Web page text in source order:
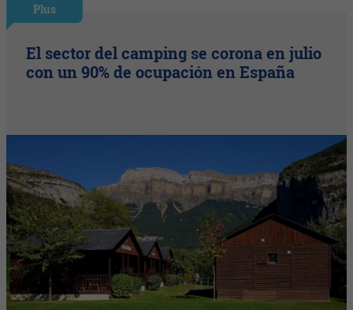
Plus
El sector del camping se corona en julio
con un 90% de ocupación en España